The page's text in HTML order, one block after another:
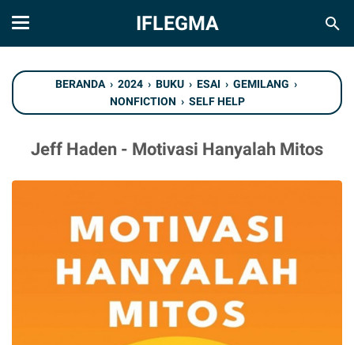
IFLEGMA
BERANDA › 2024 › BUKU › ESAI › GEMILANG ›
NONFICTION › SELF HELP
Jeff Haden - Motivasi Hanyalah Mitos